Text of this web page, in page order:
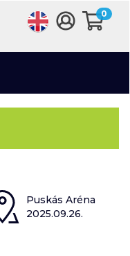
0
Puskás Aréna
2025.09.26.